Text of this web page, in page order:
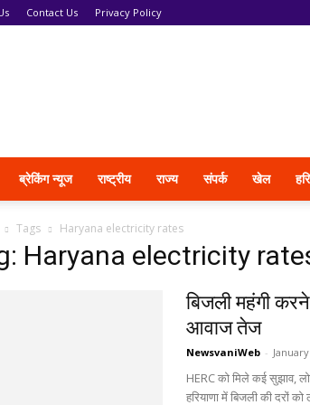
Contact Us Privacy Policy
ब्रेकिंग न्यूज राष्ट्रीय राज्य संपर्क खेल
Tags Haryana electricity rates
Haryana electricity
बिजली महंगी करने
आवाज तेज
NewsvaniWeb -
HERC को मिले कई सुझाव,
हरियाणा में बिजली की दरों